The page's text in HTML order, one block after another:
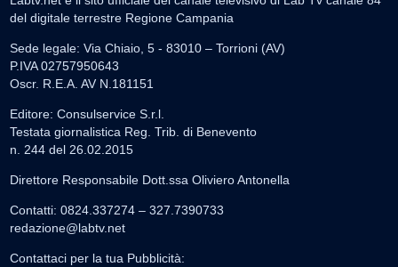
del digitale terrestre Regione Campania
Sede legale: Via Chiaio, 5 - 83010 – Torrioni (AV)
P.IVA 02757950643
Oscr. R.E.A. AV N.181151
Editore: Consulservice S.r.l.
Testata giornalistica Reg. Trib. di Benevento
n. 244 del 26.02.2015
Direttore Responsabile Dott.ssa Oliviero Antonella
Contatti: 0824.337274 – 327.7390733
redazione@labtv.net
Contattaci per la tua Pubblicità: